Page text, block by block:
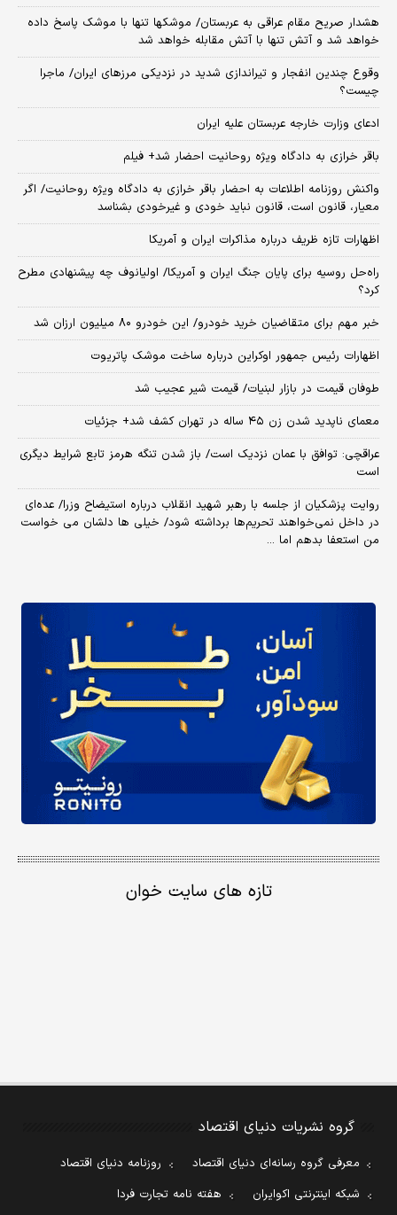
هشدار صریح مقام عراقی به عربستان/ موشکها تنها با موشک پاسخ داده
خواهد شد و آتش تنها با آتش مقابله خواهد شد
وقوع چندین انفجار و تیراندازی شدید در نزدیکی مرز‌های ایران/ ماجرا
چیست؟
ادعای وزارت خارجه عربستان علیه ایران
باقر خرازی به دادگاه ویژه روحانیت احضار شد+ فیلم
واکنش روزنامه اطلاعات به احضار باقر خرازی به دادگاه ویژه روحانیت/ اگر
معیار، قانون است، قانون نباید خودی و غیرخودی بشناسد
اظهارات تازه ظریف درباره مذاکرات ایران و آمریکا
راه‌حل روسیه برای پایان جنگ ایران و آمریکا/ اولیانوف چه پیشنهادی مطرح
کرد؟
خبر مهم برای متقاضیان خرید خودرو/ این خودرو ۸۰ میلیون ارزان شد
اظهارات رئیس جمهور اوکراین درباره ساخت موشک پاتریوت
طوفان قیمت در بازار لبنیات/ قیمت شیر عجیب شد
معمای ناپدید شدن زن ۴۵ ساله در تهران کشف شد+ جزئیات
عراقچی: توافق با عمان نزدیک است/ باز شدن تنگه هرمز تابع شرایط دیگری
است
روایت پزشکیان از جلسه با رهبر شهید انقلاب درباره استیضاح وزرا/ عده‌ای
در داخل نمی‌خواهند تحریم‌ها برداشته شود/ خیلی ها دلشان می خواست
من استعفا بدهم اما ...
تازه های سایت خوان
گروه نشریات دنیای اقتصاد
معرفی گروه رسانه‌ای دنیای اقتصاد
روزنامه دنیای اقتصاد
شبکه اینترنتی اکوایران
هفته نامه تجارت فردا